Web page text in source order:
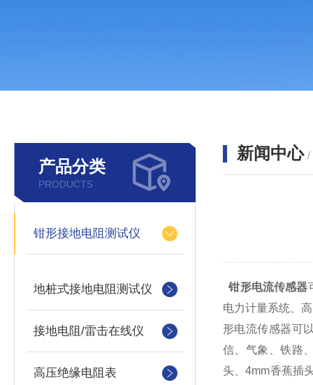
产品分类
PRODUCTS
钳形接地电阻测试仪
地桩式接地电阻测试仪
接地电阻/雷击在线仪
高压绝缘电阻表
新闻中心 /
钳形电流传感器
电力计量系统、
形电流传感器可
信、气象、铁路
头、4mm香蕉插